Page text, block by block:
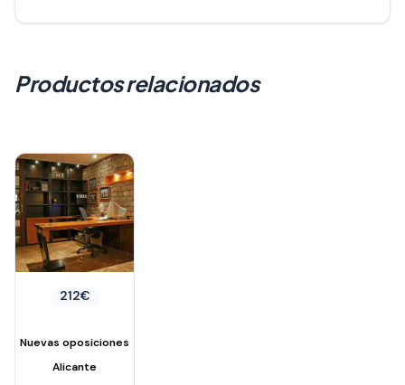
Productos relacionados
212€
Nuevas oposiciones
Alicante